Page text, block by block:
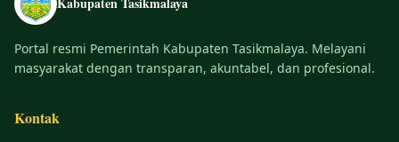
Portal resmi Pemerintah Kabupaten Tasikmalaya. Melayani
masyarakat dengan transparan, akuntabel, dan profesional.
Kontak